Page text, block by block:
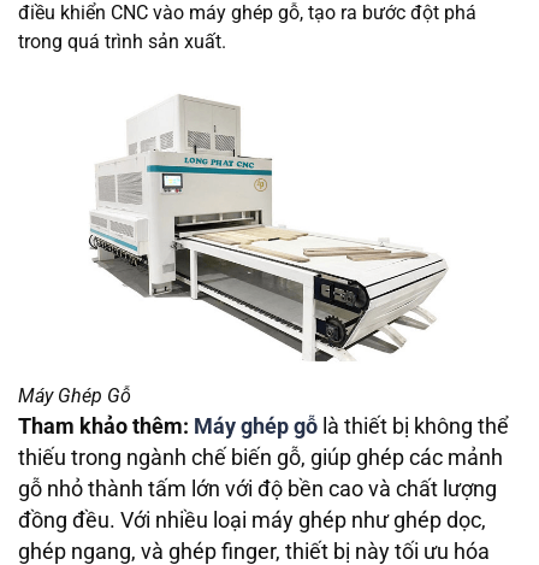
điều khiển CNC vào máy ghép gỗ, tạo ra bước đột phá
trong quá trình sản xuất.
Máy Ghép Gỗ
Tham khảo thêm: Máy ghép gỗ là thiết bị không thể
thiếu trong ngành chế biến gỗ, giúp ghép các mảnh
gỗ nhỏ thành tấm lớn với độ bền cao và chất lượng
đồng đều. Với nhiều loại máy ghép như ghép dọc,
ghép ngang, và ghép finger, thiết bị này tối ưu hóa